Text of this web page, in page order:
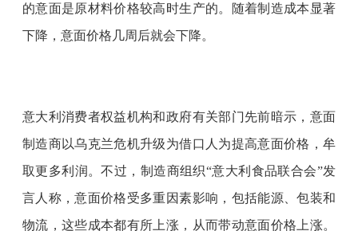
的意面是原材料价格较高时生产的。随着制造成本显著
下降，意面价格几周后就会下降。
意大利消费者权益机构和政府有关部门先前暗示，意面
制造商以乌克兰危机升级为借口人为提高意面价格，牟
取更多利润。不过，制造商组织“意大利食品联合会”发
言人称，意面价格受多重因素影响，包括能源、包装和
物流，这些成本都有所上涨，从而带动意面价格上涨。